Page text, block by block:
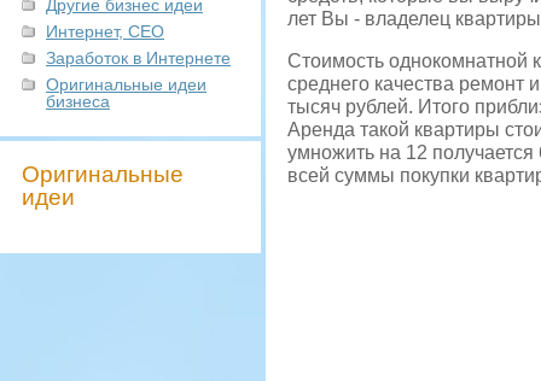
Другие бизнес идеи
Интернет, СЕО
Заработок в Интернете
Оригинальные идеи
бизнеса
Оригинальные
идеи
лет Вы - владелец
Стоимость однокомнатной
среднего качества ремонт
тысяч рублей. Итого
Аренда такой квартиры
умножить на 12
всей суммы покупки